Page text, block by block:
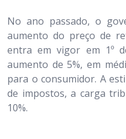
No ano passado, o
aumento do preço de
entra em vigor em 1º
aumento de 5%, em
para o consumidor. A
de impostos, a carga
10%.